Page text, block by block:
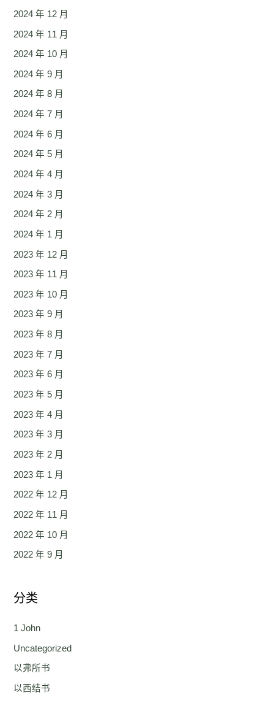
2024 年 12 月
2024 年 11 月
2024 年 10 月
2024 年 9 月
2024 年 8 月
2024 年 7 月
2024 年 6 月
2024 年 5 月
2024 年 4 月
2024 年 3 月
2024 年 2 月
2024 年 1 月
2023 年 12 月
2023 年 11 月
2023 年 10 月
2023 年 9 月
2023 年 8 月
2023 年 7 月
2023 年 6 月
2023 年 5 月
2023 年 4 月
2023 年 3 月
2023 年 2 月
2023 年 1 月
2022 年 12 月
2022 年 11 月
2022 年 10 月
2022 年 9 月
分类
1 John
Uncategorized
以弗所书
以西结书